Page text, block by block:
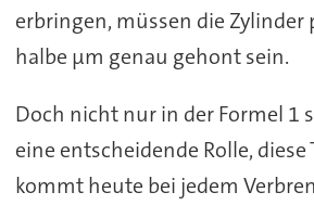
erbringen, müssen die
halbe µm genau gehont sein.
Doch nicht nur in der Formel 1
eine entscheidende Rolle, diese
kommt heute bei jedem